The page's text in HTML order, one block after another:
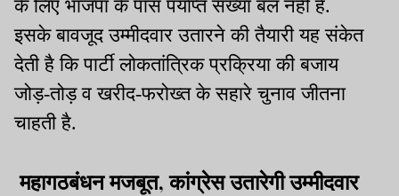
के लिए भाजपा के पास पर्याप्त संख्या बल नहीं है.
इसके बावजूद उम्मीदवार उतारने की तैयारी यह संकेत
देती है कि पार्टी लोकतांत्रिक प्रक्रिया की बजाय
जोड़-तोड़ व खरीद-फरोख्त के सहारे चुनाव जीतना
चाहती है.
महागठबंधन मजबूत, कांग्रेस उतारेगी उम्मीदवार